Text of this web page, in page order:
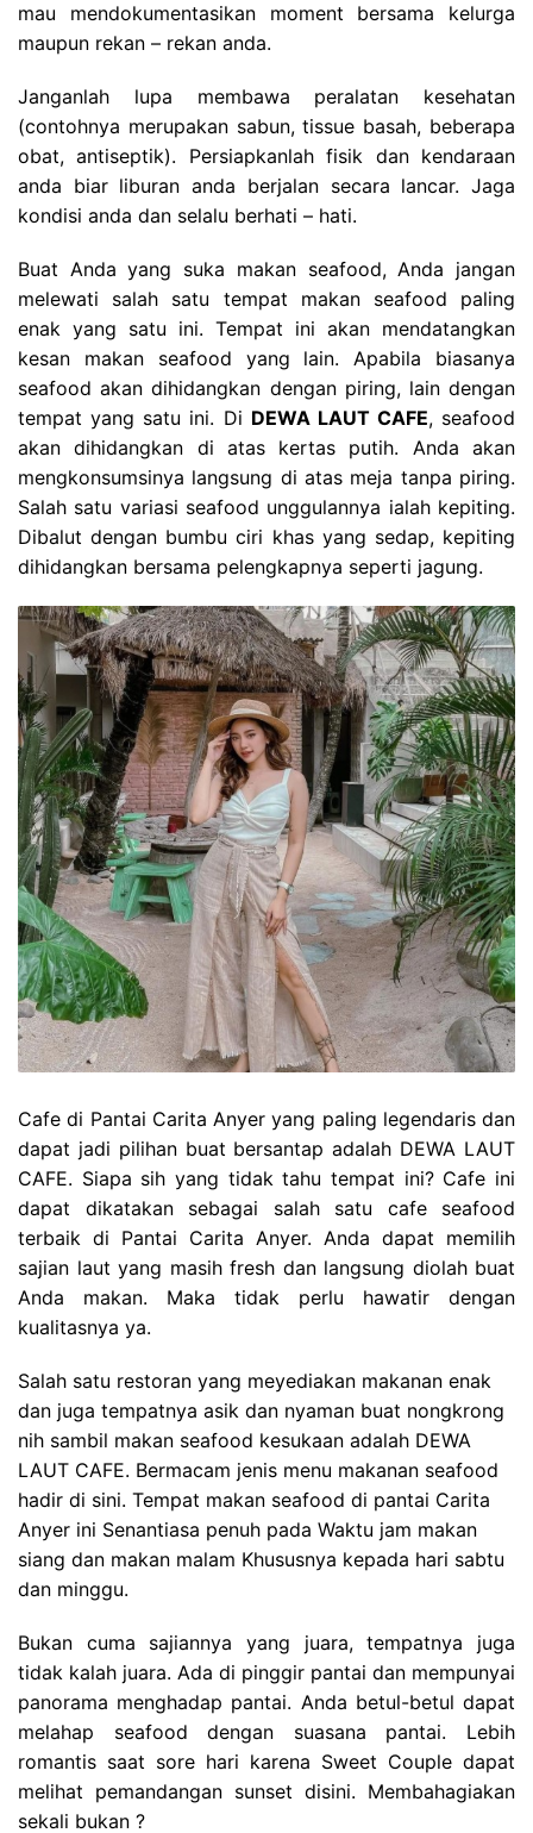
mau mendokumentasikan moment bersama kelurga
maupun rekan – rekan anda.
Janganlah lupa membawa peralatan kesehatan
(contohnya merupakan sabun, tissue basah, beberapa
obat, antiseptik). Persiapkanlah fisik dan kendaraan
anda biar liburan anda berjalan secara lancar. Jaga
kondisi anda dan selalu berhati – hati.
Buat Anda yang suka makan seafood, Anda jangan
melewati salah satu tempat makan seafood paling
enak yang satu ini. Tempat ini akan mendatangkan
kesan makan seafood yang lain. Apabila biasanya
seafood akan dihidangkan dengan piring, lain dengan
tempat yang satu ini. Di DEWA LAUT CAFE, seafood
akan dihidangkan di atas kertas putih. Anda akan
mengkonsumsinya langsung di atas meja tanpa piring.
Salah satu variasi seafood unggulannya ialah kepiting.
Dibalut dengan bumbu ciri khas yang sedap, kepiting
dihidangkan bersama pelengkapnya seperti jagung.
Cafe di Pantai Carita Anyer yang paling legendaris dan
dapat jadi pilihan buat bersantap adalah DEWA LAUT
CAFE. Siapa sih yang tidak tahu tempat ini? Cafe ini
dapat dikatakan sebagai salah satu cafe seafood
terbaik di Pantai Carita Anyer. Anda dapat memilih
sajian laut yang masih fresh dan langsung diolah buat
Anda makan. Maka tidak perlu hawatir dengan
kualitasnya ya.
Salah satu restoran yang meyediakan makanan enak
dan juga tempatnya asik dan nyaman buat nongkrong
nih sambil makan seafood kesukaan adalah DEWA
LAUT CAFE. Bermacam jenis menu makanan seafood
hadir di sini. Tempat makan seafood di pantai Carita
Anyer ini Senantiasa penuh pada Waktu jam makan
siang dan makan malam Khususnya kepada hari sabtu
dan minggu.
Bukan cuma sajiannya yang juara, tempatnya juga
tidak kalah juara. Ada di pinggir pantai dan mempunyai
panorama menghadap pantai. Anda betul-betul dapat
melahap seafood dengan suasana pantai. Lebih
romantis saat sore hari karena Sweet Couple dapat
melihat pemandangan sunset disini. Membahagiakan
sekali bukan ?